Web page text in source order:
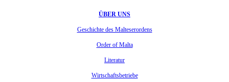
ÜBER UNS
Geschichte des Malteserordens
Order of Malta
Literatur
Wirtschaftsbetriebe